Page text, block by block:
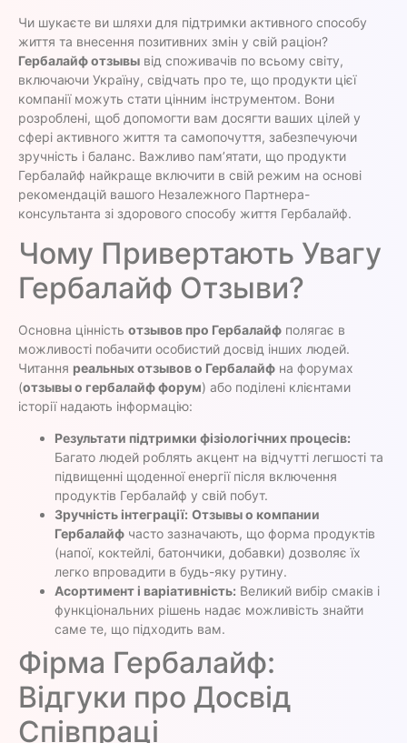
Чи шукаєте ви шляхи для підтримки активного способу
життя та внесення позитивних змін у свій раціон?
Гербалайф отзывы від споживачів по всьому світу,
включаючи Україну, свідчать про те, що продукти цієї
компанії можуть стати цінним інструментом. Вони
розроблені, щоб допомогти вам досягти ваших цілей у
сфері активного життя та самопочуття, забезпечуючи
зручність і баланс. Важливо пам’ятати, що продукти
Гербалайф найкраще включити в свій режим на основі
рекомендацій вашого Незалежного Партнера-
консультанта зі здорового способу життя Гербалайф.
Чому Привертають Увагу
Гербалайф Отзыви?
Основна цінність отзывов про Гербалайф полягає в
можливості побачити особистий досвід інших людей.
Читання реальных отзывов о Гербалайф на форумах
(отзывы о гербалайф форум) або поділені клієнтами
історії надають інформацію:
Результати підтримки фізіологічних процесів:
Багато людей роблять акцент на відчутті легшості та
підвищенні щоденної енергії після включення
продуктів Гербалайф у свій побут.
Зручність інтеграції: Отзывы о компании
Гербалайф часто зазначають, що форма продуктів
(напої, коктейлі, батончики, добавки) дозволяє їх
легко впровадити в будь-яку рутину.
Асортимент і варіативність: Великий вибір смаків і
функціональних рішень надає можливість знайти
саме те, що підходить вам.
Фірма Гербалайф:
Відгуки про Досвід
Співпраці